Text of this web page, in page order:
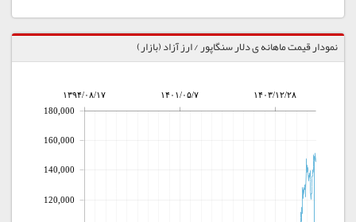
نمودار قیمت ماهانه ی دلار سنگاپور / ارز آزاد (بازار)
۱۳۹۴/۰۸/۱۷ ۱۴۰۱/۰۵/۷ ۱۴۰۳/۱۲/۲۸
120,000
140,000
160,000
180,000